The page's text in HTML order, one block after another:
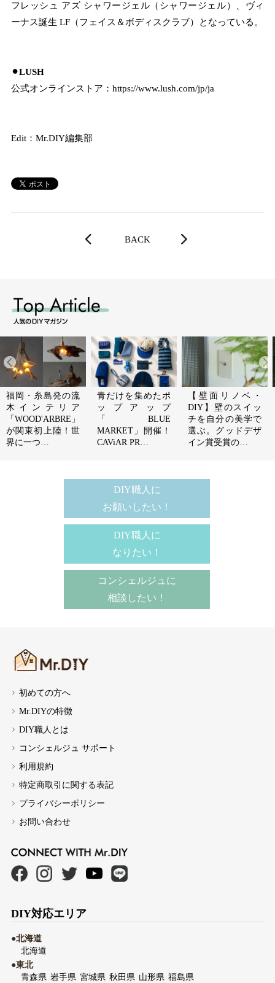
フレッシュ アズ シャワージェル（シャワージェル）、ヴィ
ーナス誕生 LF（フェイス＆ボディスクラブ）となっている。
⚫︎LUSH
公式オンラインストア： https://www.lush.com/jp/ja
Edit：Mr.DIY編集部
BACK
福岡・糸島発の流
木インテリア
「WOOD'ARBRE」
が関東初上陸！世
界に一つ…
青だけを集めたポ
ップアップ
「BLUE
MARKET」開催！
CAViAR PR…
【壁面リノベ・
DIY】壁のスイッ
チを自分の美学で
選ぶ。グッドデザ
イン賞受賞の…
DIY職人に
お願いしたい！
DIY職人に
なりたい！
コンシェルジュに
相談したい！
初めての方へ
Mr.DIYの特徴
DIY職人とは
コンシェルジュ サポート
利用規約
特定商取引に関する表記
プライバシーポリシー
お問い合わせ
DIY対応エリア
●北海道
北海道
●東北
青森県 岩手県 宮城県 秋田県 山形県 福島県